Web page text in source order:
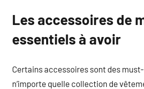
Les accessoires de
essentiels à avoir
Certains accessoires sont des
n’importe quelle collection de